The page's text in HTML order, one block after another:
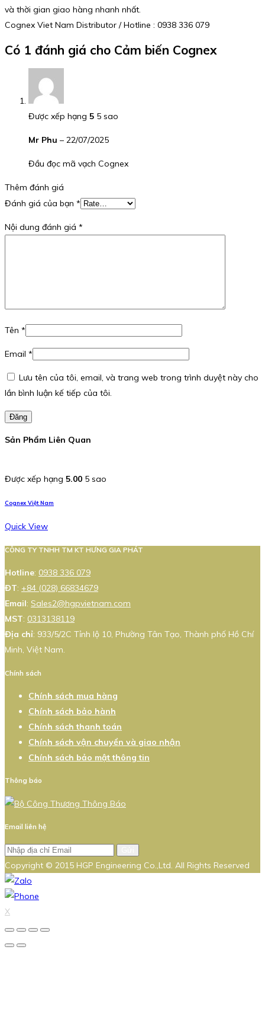
và thời gian giao hàng nhanh nhất.
Cognex Viet Nam Distributor / Hotline : 0938 336 079
Có 1 đánh giá cho Cảm biến Cognex
Được xếp hạng 5 5 sao
Mr Phu – 22/07/2025
Đầu đọc mã vạch Cognex
Thêm đánh giá
Đánh giá của bạn *
Nội dung đánh giá *
Tên *
Email *
Lưu tên của tôi, email, và trang web trong trình duyệt này cho
lần bình luận kế tiếp của tôi.
Đăng
Sản Phẩm Liên Quan
Được xếp hạng 5.00 5 sao
Cognex Việt Nam
Quick View
CÔNG TY TNHH TM KT HƯNG GIA PHÁT
Hotline: 0938 336 079
ĐT: +84 (028) 66834679
Email: Sales2@hgpvietnam.com
MST: 0313138119
Địa chỉ: 933/5/2C Tỉnh lộ 10, Phường Tân Tạo, Thành phố Hồ Chí
Minh, Việt Nam.
Chính sách
Chính sách mua hàng
Chính sách bảo hành
Chính sách thanh toán
Chính sách vận chuyển và giao nhận
Chính sách bảo mật thông tin
Thông báo
Email liên hệ
Copyright © 2015 HGP Engineering Co.,Ltd. All Rights Reserved
X